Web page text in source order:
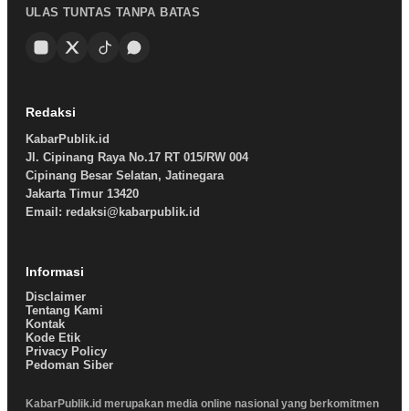
ULAS TUNTAS TANPA BATAS
Redaksi
KabarPublik.id
Jl. Cipinang Raya No.17 RT 015/RW 004
Cipinang Besar Selatan, Jatinegara
Jakarta Timur 13420
Email: redaksi@kabarpublik.id
Informasi
Disclaimer
Tentang Kami
Kontak
Kode Etik
Privacy Policy
Pedoman Siber
KabarPublik.id merupakan media online nasional yang berkomitmen